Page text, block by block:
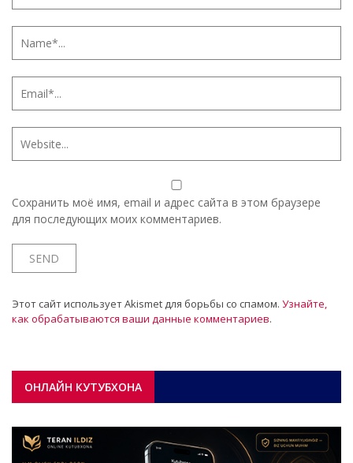
Сохранить моё имя, email и адрес сайта в этом браузере
для последующих моих комментариев.
Этот сайт использует Akismet для борьбы со спамом. Узнайте,
как обрабатываются ваши данные комментариев.
ОНЛАЙН КУТУБХОНА